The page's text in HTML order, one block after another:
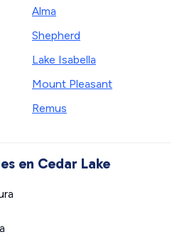
Alma
Shepherd
Lake Isabella
Mount Pleasant
Remus
en Cedar Lake